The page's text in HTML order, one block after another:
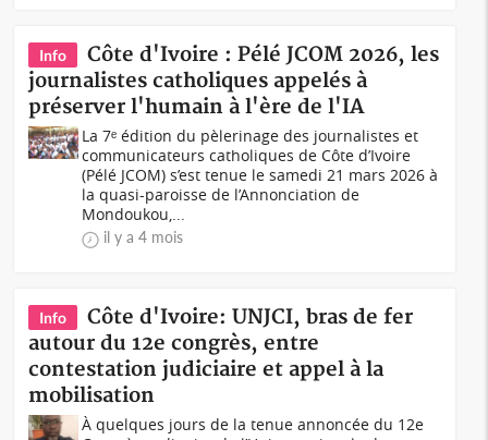
Info
Côte d'Ivoire : Pélé JCOM 2026, les
journalistes catholiques appelés à
préserver l'humain à l'ère de l'IA
La 7ᵉ édition du pèlerinage des journalistes et
communicateurs catholiques de Côte d’Ivoire
(Pélé JCOM) s’est tenue le samedi 21 mars 2026 à
la quasi-paroisse de l’Annonciation de
Mondoukou,...
il y a 4 mois
Info
Côte d'Ivoire: UNJCI, bras de fer
autour du 12e congrès, entre
contestation judiciaire et appel à la
mobilisation
À quelques jours de la tenue annoncée du 12e